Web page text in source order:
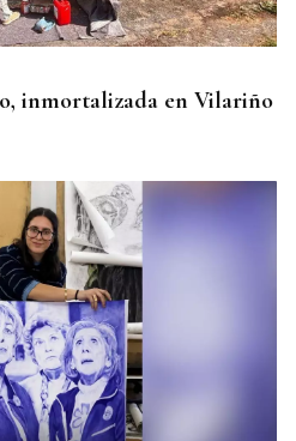
inmortalizada en Vilariño